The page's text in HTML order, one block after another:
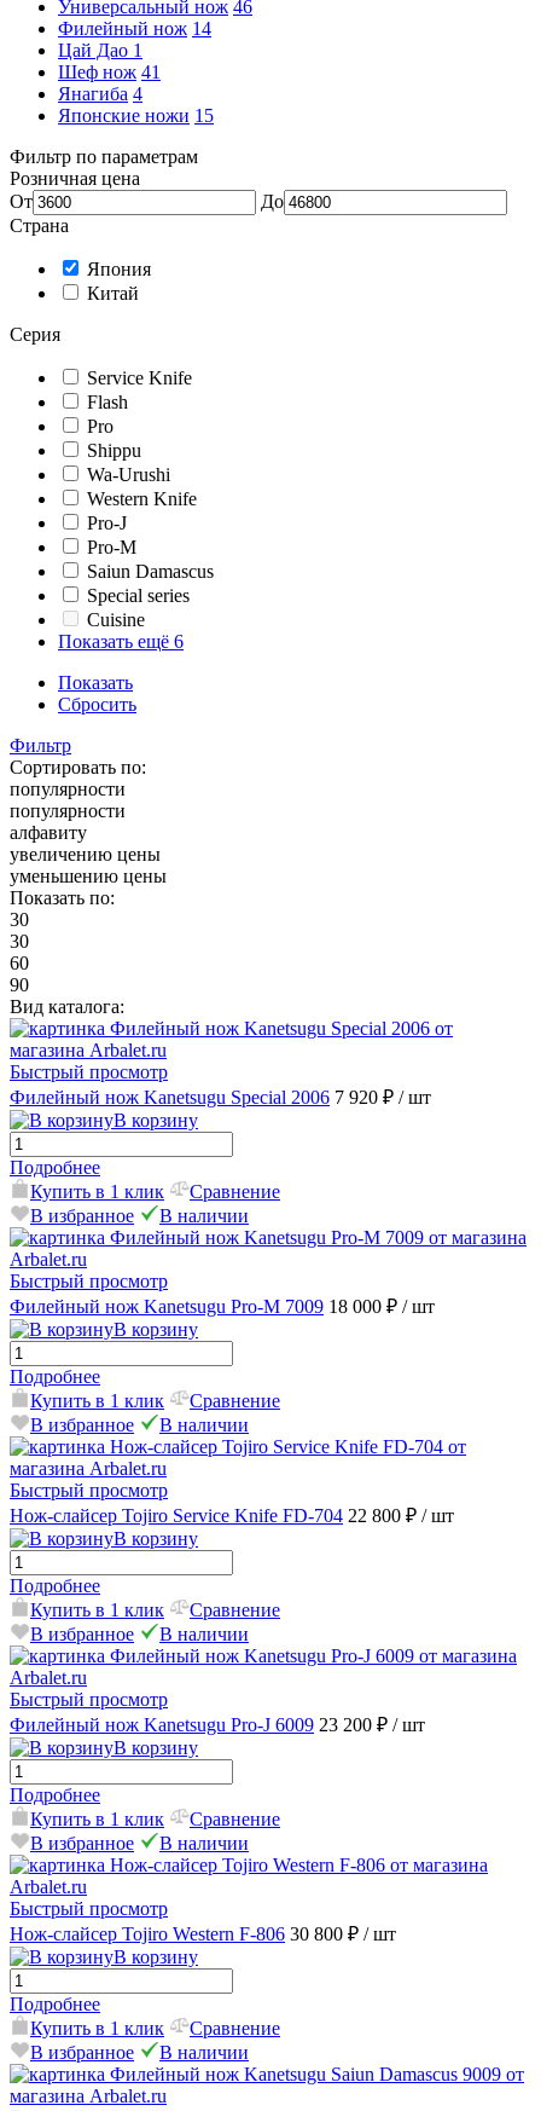
Универсальный нож 46
Филейный нож 14
Цай Дао 1
Шеф нож 41
Янагиба 4
Японские ножи 15
Фильтр по параметрам
Розничная цена
От
До
Страна
Япония
Китай
Серия
Service Knife
Flash
Pro
Shippu
Wa-Urushi
Western Knife
Pro-J
Pro-M
Saiun Damascus
Special series
Cuisine
Показать ещё 6
Показать
Сбросить
Фильтр
Сортировать по:
популярности
популярности
алфавиту
увеличению цены
уменьшению цены
Показать по:
30
30
60
90
Вид каталога:
Быстрый просмотр
Филейный нож Kanetsugu Special 2006 7 920 ₽ / шт
В корзину
Подробнее
Купить в 1 клик
Сравнение
В избранное
В наличии
Быстрый просмотр
Филейный нож Kanetsugu Pro-M 7009 18 000 ₽ / шт
В корзину
Подробнее
Купить в 1 клик
Сравнение
В избранное
В наличии
Быстрый просмотр
Нож-слайсер Tojiro Service Knife FD-704 22 800 ₽ / шт
В корзину
Подробнее
Купить в 1 клик
Сравнение
В избранное
В наличии
Быстрый просмотр
Филейный нож Kanetsugu Pro-J 6009 23 200 ₽ / шт
В корзину
Подробнее
Купить в 1 клик
Сравнение
В избранное
В наличии
Быстрый просмотр
Нож-слайсер Tojiro Western F-806 30 800 ₽ / шт
В корзину
Подробнее
Купить в 1 клик
Сравнение
В избранное
В наличии